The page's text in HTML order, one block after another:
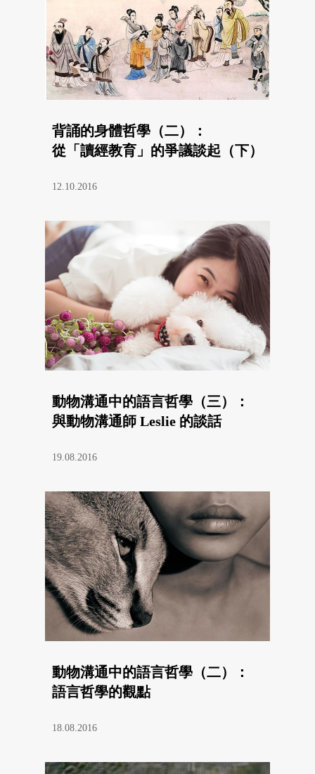
背誦的身體哲學（二）：
從「讀經教育」的爭議談起（下）
12.10.2016
動物溝通中的語言哲學（三）：
與動物溝通師 Leslie 的談話
19.08.2016
動物溝通中的語言哲學（二）：
語言哲學的觀點
18.08.2016